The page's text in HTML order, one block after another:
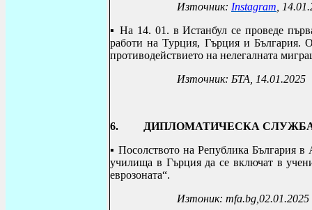
Източник: Instagram ,
▪ На 14. 01. в Истанбул се проведе
работи на Турция, Гърция и България.
противодействието на нелегалната
Източник: БТА, 14.01.2025
6. ДИПЛОМАТИЧЕСКА
▪Посолството на Република България
училища в Гърция да се включат в
еврозоната“.
Изтоник: mfa.bg ,02.01.2025